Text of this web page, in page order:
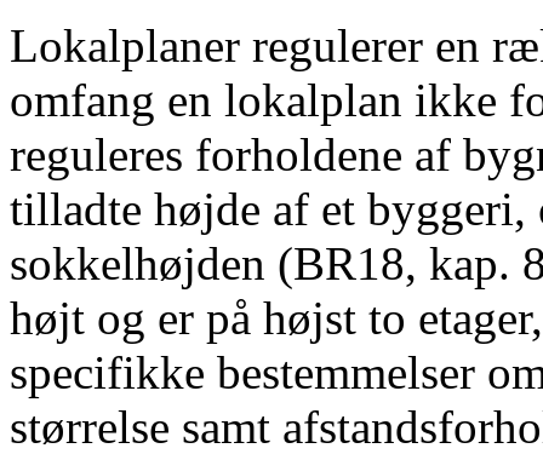
Lokalplaner regulerer en
omfang en lokalplan ikke
reguleres forholdene af
tilladte højde af et byggeri,
sokkelhøjden (BR18, kap.
højt og er på højst to
specifikke bestemmelser
størrelse samt